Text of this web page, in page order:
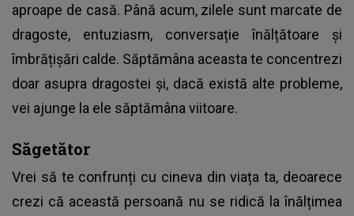
aproape de casă. Până acum, zilele sunt marcate de
dragoste, entuziasm, conversație înălțătoare și
îmbrățișări calde. Săptămâna aceasta te concentrezi
doar asupra dragostei și, dacă există alte probleme,
vei ajunge la ele săptămâna viitoare.
Săgetător
Vrei să te confrunți cu cineva din viața ta, deoarece
crezi că această persoană nu se ridică la înălțimea